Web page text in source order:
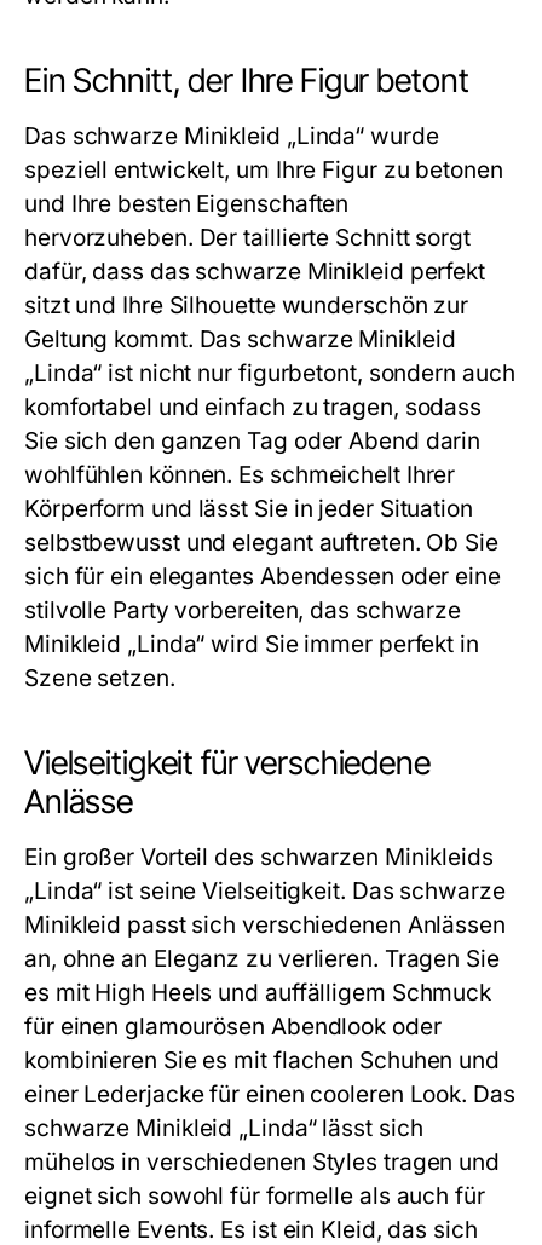
Ein Schnitt, der Ihre Figur betont
Das schwarze Minikleid „Linda“ wurde
speziell entwickelt, um Ihre Figur zu betonen
und Ihre besten Eigenschaften
hervorzuheben. Der taillierte Schnitt sorgt
dafür, dass das schwarze Minikleid perfekt
sitzt und Ihre Silhouette wunderschön zur
Geltung kommt. Das schwarze Minikleid
„Linda“ ist nicht nur figurbetont, sondern auch
komfortabel und einfach zu tragen, sodass
Sie sich den ganzen Tag oder Abend darin
wohlfühlen können. Es schmeichelt Ihrer
Körperform und lässt Sie in jeder Situation
selbstbewusst und elegant auftreten. Ob Sie
sich für ein elegantes Abendessen oder eine
stilvolle Party vorbereiten, das schwarze
Minikleid „Linda“ wird Sie immer perfekt in
Szene setzen.
Vielseitigkeit für verschiedene
Anlässe
Ein großer Vorteil des schwarzen Minikleids
„Linda“ ist seine Vielseitigkeit. Das schwarze
Minikleid passt sich verschiedenen Anlässen
an, ohne an Eleganz zu verlieren. Tragen Sie
es mit High Heels und auffälligem Schmuck
für einen glamourösen Abendlook oder
kombinieren Sie es mit flachen Schuhen und
einer Lederjacke für einen cooleren Look. Das
schwarze Minikleid „Linda“ lässt sich
mühelos in verschiedenen Styles tragen und
eignet sich sowohl für formelle als auch für
informelle Events. Es ist ein Kleid, das sich